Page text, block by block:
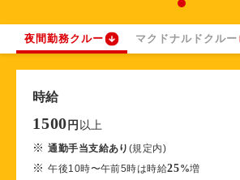
夜間勤務クルー マクドナルドクルー
時給
1500 円 以上
※通勤手当支給あり (規定内)
※午後10時〜午前5時は時給25%増